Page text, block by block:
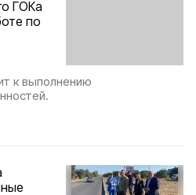
ГОКа
по
к выполнению